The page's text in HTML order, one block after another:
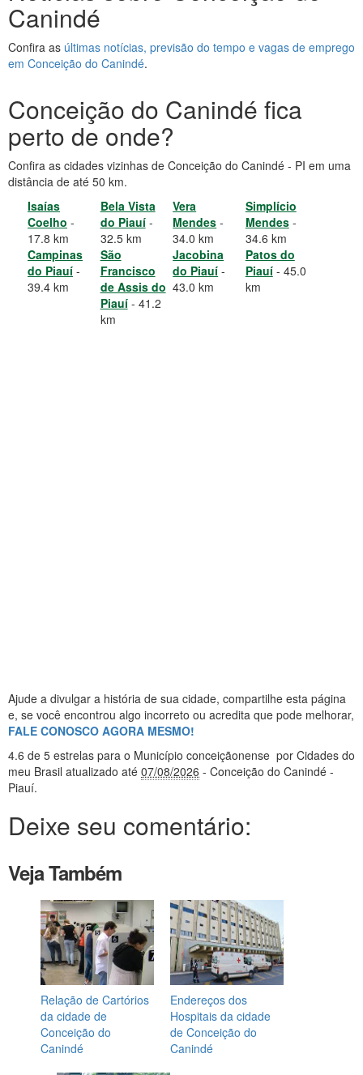
Canindé
Confira as últimas notícias, previsão do tempo e vagas de emprego
em Conceição do Canindé.
Conceição do Canindé fica
perto de onde?
Confira as cidades vizinhas de Conceição do Canindé - PI em uma
distância de até 50 km.
Isaías
Coelho -
17.8 km
Bela Vista
do Piauí-
32.5 km
Vera
Mendes -
34.0 km
Simplício
Mendes-
34.6 km
Campinas
do Piauí -
39.4 km
São
Francisco
de Assis do
Piauí- 41.2
km
Jacobina
do Piauí -
43.0 km
Patos do
Piauí- 45.0
km
Ajude a divulgar a história de sua cidade, compartilhe esta página
e, se você encontrou algo incorreto ou acredita que pode melhorar,
FALE CONOSCO AGORA MESMO!
4.6 de 5 estrelas para o Município conceiçãonense por Cidades do
meu Brasil atualizado até 07/08/2026 - Conceição do Canindé -
Piauí.
Deixe seu comentário:
Veja Também
Relação de Cartórios
da cidade de
Conceição do
Canindé
Endereços dos
Hospitais da cidade
de Conceição do
Canindé